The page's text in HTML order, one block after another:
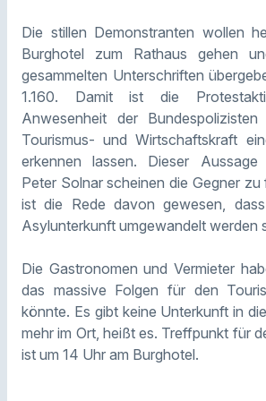
Die stillen Demonstranten wollen
Burghotel zum Rathaus gehen
gesammelten Unterschriften
1.160. Damit ist die
Anwesenheit der
Tourismus- und Wirtschaftskraft
erkennen lassen. Dieser Aussage
Peter Solnar scheinen die Gegner
ist die Rede davon gewesen,
Asylunterkunft umgewandelt werden
Die Gastronomen und Vermieter
das massive Folgen für den
könnte. Es gibt keine Unterkunft in
mehr im Ort, heißt es. Treffpunkt für
ist um 14 Uhr am Burghotel.